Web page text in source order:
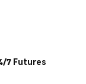
7 Futures